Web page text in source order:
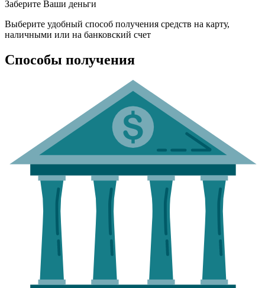
Заберите Ваши деньги
Выберите удобный способ получения средств на карту,
наличными или на банковский счет
Способы получения